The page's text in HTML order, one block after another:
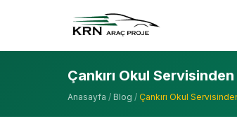
Çankırı Okul
Anasayfa / Blog / Çankırı Okul